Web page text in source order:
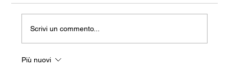
Scrivi un commento...
Più nuovi